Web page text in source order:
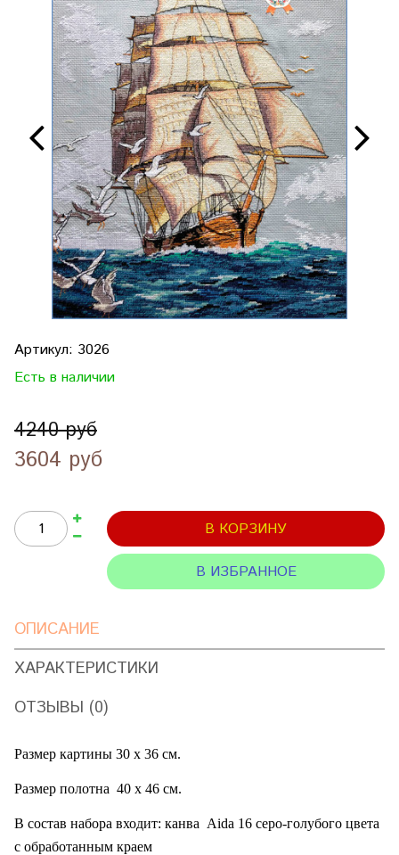
Артикул: 3026
Есть в наличии
4240 руб
3604 руб
В КОРЗИНУ
В ИЗБРАННОЕ
ОПИСАНИЕ
ХАРАКТЕРИСТИКИ
ОТЗЫВЫ (0)
Размер картины 30 х 36 см.
Размер полотна 40 х 46 см.
В состав набора входит: канва Aida 16 серо-голубого цвета
с обработанным краем